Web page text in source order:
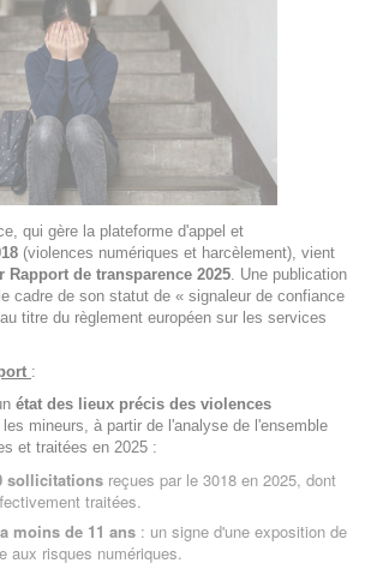
qui gère la plateforme d'appel et
(violences numériques et harcèlement), vient
Rapport de transparence 2025. Une publication
cadre de son statut de « signaleur de confiance
titre du règlement européen sur les services
:
état des lieux précis des violences
mineurs, à partir de l'analyse de l'ensemble
et traitées en 2025 :
sollicitations reçues par le 3018 en 2025, dont
traitées.
moins de 11 ans : un signe d'une exposition de
aux risques numériques.